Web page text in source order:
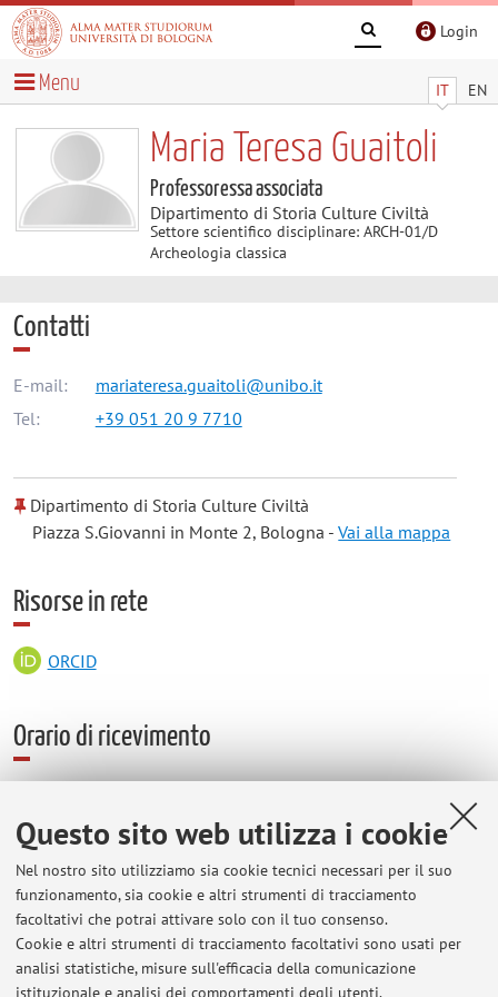
Questo sito web utilizza i cookie
Nel nostro sito utilizziamo sia cookie tecnici necessari per il suo
funzionamento, sia cookie e altri strumenti di tracciamento
facoltativi che potrai attivare solo con il tuo consenso.
Cookie e altri strumenti di tracciamento facoltativi sono usati per
analisi statistiche, misure sull'efficacia della comunicazione
istituzionale e analisi dei comportamenti degli utenti.
Login
IT EN
Menu
Maria Teresa Guaitoli
Professoressa associata
Dipartimento di Storia Culture Civiltà
Settore scientifico disciplinare: ARCH-01/D
Archeologia classica
Contatti
E-mail:
mariateresa.guaitoli@unibo.it
Tel:
+39 051 20 9 7710
Dipartimento di Storia Culture Civiltà
Piazza S.Giovanni in Monte 2, Bologna -Vai alla mappa
Risorse in rete
ORCID
Orario di ricevimento
del DiSCi, pianterreno
Il ricevimento è variabile nei periodi di lezione.
Ultimi avvisi
Lezione di Museologia archeologica